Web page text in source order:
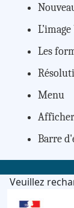
Les
Menu
Barre
Veuillez